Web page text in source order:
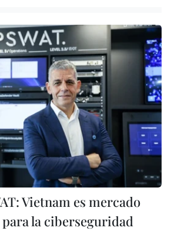
Vietnam es mercado
la ciberseguridad